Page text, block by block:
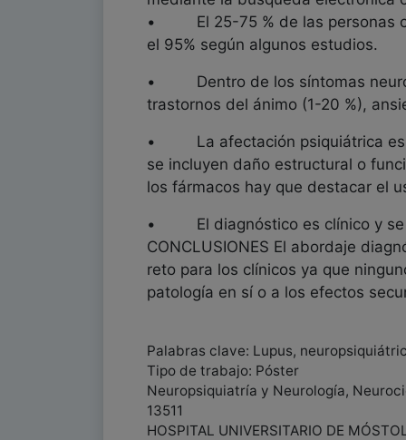
• El 25-75 % de las personas
el 95% según algunos estudios.
• Dentro de los síntomas
trastornos del ánimo (1-20 %),
• La afectación psiquiátrica es
se incluyen daño estructural o
los fármacos hay que destacar el
• El diagnóstico es clínico y se
CONCLUSIONES El abordaje
reto para los clínicos ya que
patología en sí o a los efectos
Palabras clave: Lupus,
Tipo de trabajo: Póster
Neuropsiquiatría y Neurología,
13511
HOSPITAL UNIVERSITARIO DE